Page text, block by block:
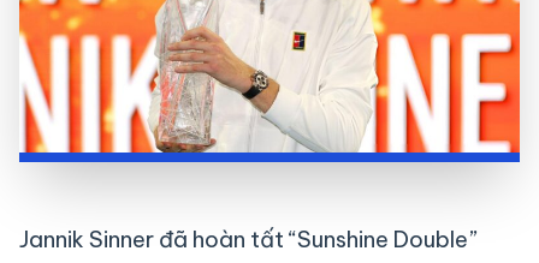
Jannik Sinner đã hoàn tất “Sunshine Double”